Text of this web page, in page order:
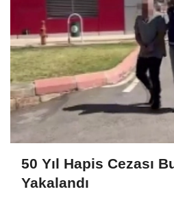
50 Yıl Hapis Cezası
Yakalandı